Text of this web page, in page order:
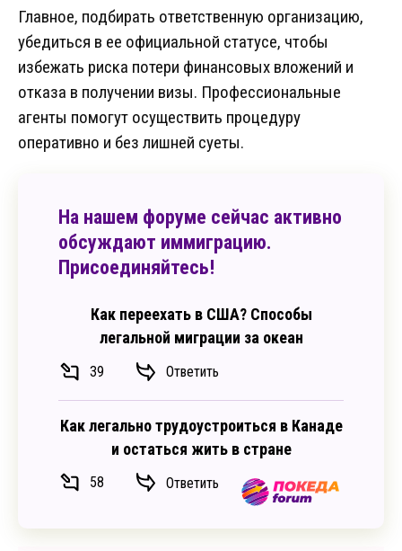
Главное, подбирать ответственную организацию,
убедиться в ее официальной статусе, чтобы
избежать риска потери финансовых вложений и
отказа в получении визы. Профессиональные
агенты помогут осуществить процедуру
оперативно и без лишней суеты.
На нашем форуме сейчас активно
обсуждают иммиграцию.
Присоединяйтесь!
Как переехать в США? Способы
легальной миграции за океан
39 Ответить
Как легально трудоустроиться в Канаде
и остаться жить в стране
58 Ответить